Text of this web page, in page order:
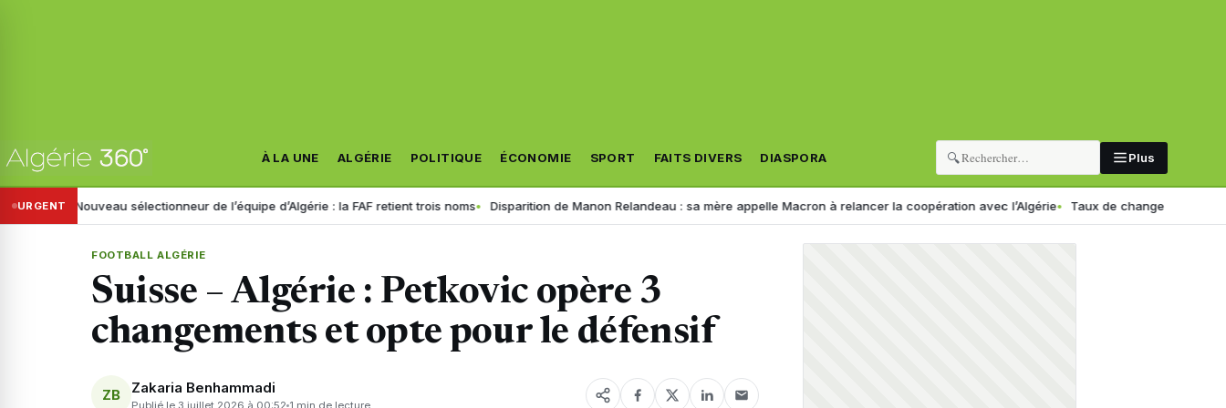
À LA UNE ALGÉRIE POLITIQUE ÉCONOMIE SPORT FAITS DIVERS DIASPORA 🔍 Plus
URGENT
Nouveau sélectionneur de l’équipe d’Algérie : la FAF retient trois noms Disparition de Manon Relandeau : sa mère appelle Macron à relancer la coopération avec l’Algérie Taux de change en Algérie : voici le
FOOTBALL ALGÉRIE
Suisse – Algérie : Petkovic opère 3
changements et opte pour le défensif
ZB Zakaria Benhammadi
Publié le 3 juillet 2026 à 00:52 1 min de lecture